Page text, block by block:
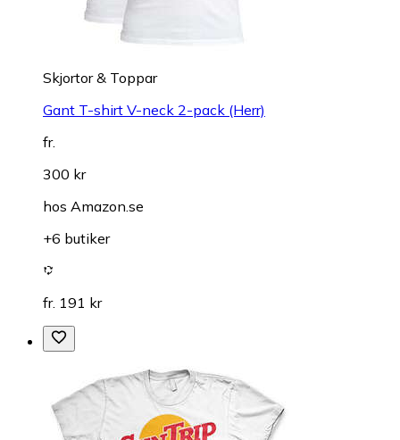
Skjortor & Toppar
Gant T-shirt V-neck 2-pack (Herr)
fr.
300 kr
hos Amazon.se
+6 butiker
fr. 191 kr